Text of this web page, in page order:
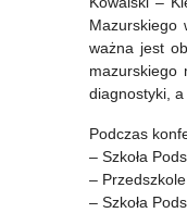
Mazurskiego
ważna jest
mazurskiego
diagnostyki,
Podczas
– Szkoła
–
– Szkoła